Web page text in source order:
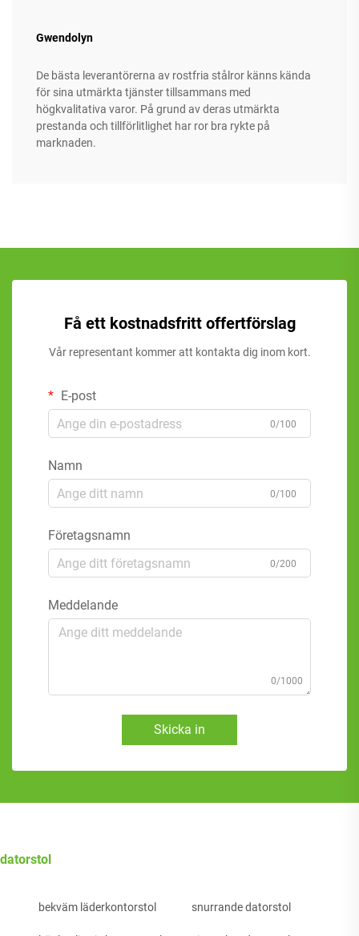
Gwendolyn
De bästa leverantörerna av rostfria stålror känns kända
för sina utmärkta tjänster tillsammans med
högkvalitativa varor. På grund av deras utmärkta
prestanda och tillförlitlighet har ror bra rykte på
marknaden.
Få ett kostnadsfritt offertförslag
Vår representant kommer att kontakta dig inom kort.
E-post
0/100
Namn
0/100
Företagsnamn
0/200
Meddelande
0/1000
Skicka in
datorstol
bekväm läderkontorstol snurrande datorstol